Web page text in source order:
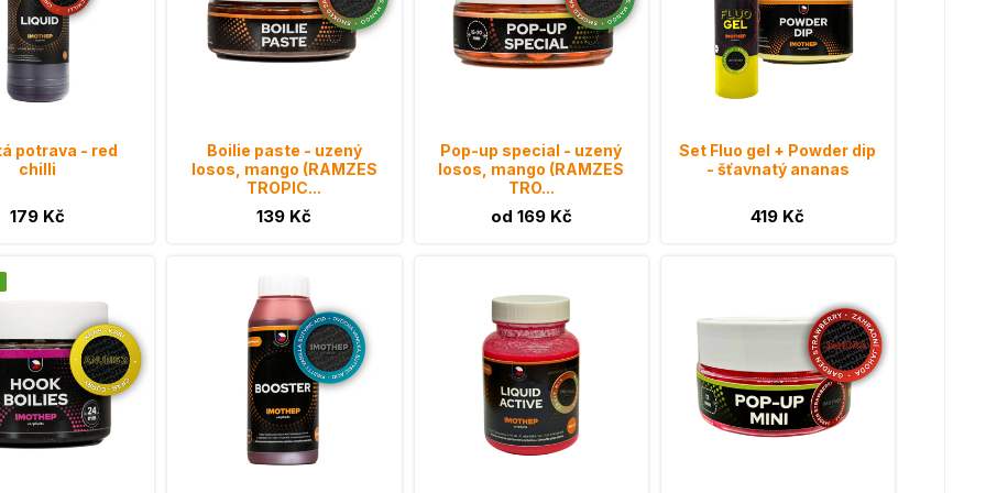
potrava - red
chilli
179 Kč
Boilie paste - uzený
losos, mango (RAMZES
TROPIC...
139 Kč
Pop-up special - uzený
losos, mango (RAMZES
TRO...
od 169 Kč
Set Fluo gel + Powder dip
- šťavnatý ananas
419 Kč